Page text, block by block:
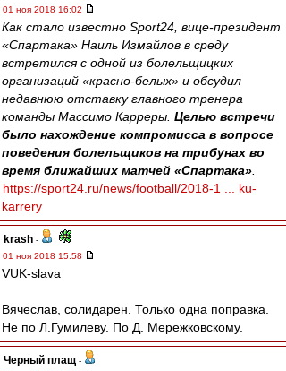
01 ноя 2018 16:02
Как стало известно Sport24, вице-президент
«Спартака» Наиль Измайлов в среду
встретился с одной из болельщицких
организаций «красно-белых» и обсудил
недавнюю отставку главного тренера
команды Массимо Карреры. Целью встречи
было нахождение компромисса в вопросе
поведения болельщиков на трибунах во
время ближайших матчей «Спартака»
https://sport24.ru/news/football/2018-1 ... ku-
karrery
krash -
01 ноя 2018 15:58
VUK-slava
Вячеслав, солидарен. Только одна поправка.
Не по Л.Гумилеву. По Д. Мережковскому.
Черный плащ -